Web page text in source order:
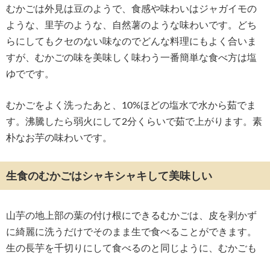
むかごは外見は豆のようで、食感や味わいはジャガイモの
ような、里芋のような、自然薯のような味わいです。どち
らにしてもクセのない味なのでどんな料理にもよく合いま
すが、むかごの味を美味しく味わう一番簡単な食べ方は塩
ゆでです。
むかごをよく洗ったあと、10%ほどの塩水で水から茹でま
す。沸騰したら弱火にして2分くらいで茹で上がります。素
朴なお芋の味わいです。
生食のむかごはシャキシャキして美味しい
山芋の地上部の葉の付け根にできるむかごは、皮を剥かず
に綺麗に洗うだけでそのまま生で食べることができます。
生の長芋を千切りにして食べるのと同じように、むかごも